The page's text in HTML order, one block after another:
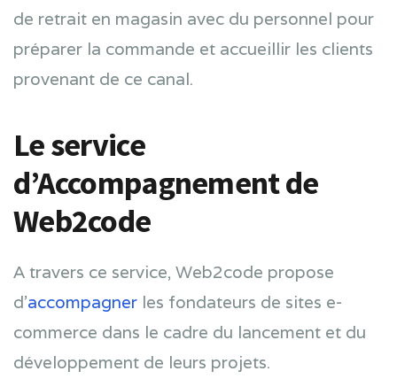
de retrait en magasin avec du personnel pour
préparer la commande et accueillir les clients
provenant de ce canal.
Le service
d’Accompagnement de
Web2code
A travers ce service, Web2code propose
d’accompagner les fondateurs de sites e-
commerce dans le cadre du lancement et du
développement de leurs projets.